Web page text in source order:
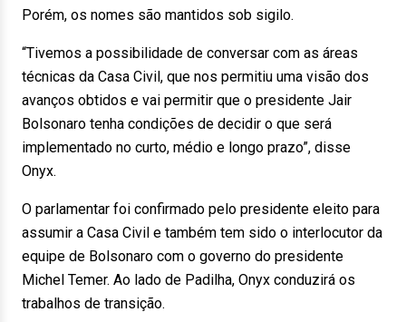
Porém, os nomes são mantidos sob sigilo.
“Tivemos a possibilidade de conversar com as áreas
técnicas da Casa Civil, que nos permitiu uma visão dos
avanços obtidos e vai permitir que o presidente Jair
Bolsonaro tenha condições de decidir o que será
implementado no curto, médio e longo prazo”, disse
Onyx.
O parlamentar foi confirmado pelo presidente eleito para
assumir a Casa Civil e também tem sido o interlocutor da
equipe de Bolsonaro com o governo do presidente
Michel Temer. Ao lado de Padilha, Onyx conduzirá os
trabalhos de transição.